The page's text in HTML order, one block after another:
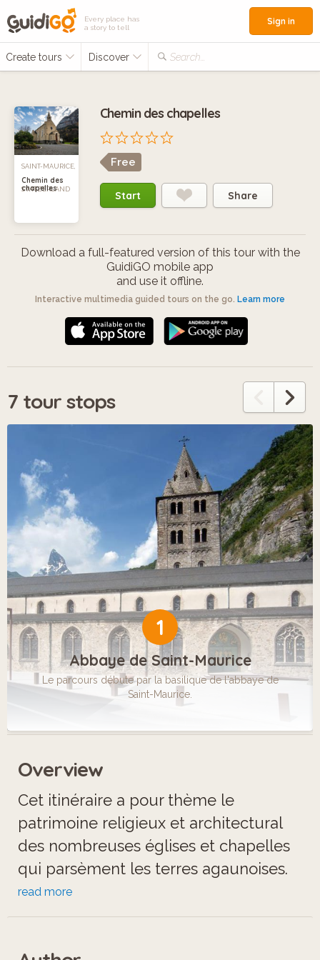
Every place has
a story to tell
Create tours Discover Search...
Sign in
SAINT-MAURICE,
SWITZERLAND
Chemin des
chapelles
Chemin des chapelles
Free
Start Share
Download a full-featured version of this tour with the
GuidiGO mobile app
and use it offline.
Interactive multimedia guided tours on the go. Learn more
7 tour stops
1
Abbaye de Saint-Maurice
Le parcours débute par la basilique de l'abbaye de
Saint-Maurice.
Overview
Cet itinéraire a pour thème le
patrimoine religieux et architectural
des nombreuses églises et chapelles
qui parsèment les terres agaunoises.
La basilique de l’abbaye de Saint-
Maurice constitue le point de départ
read more